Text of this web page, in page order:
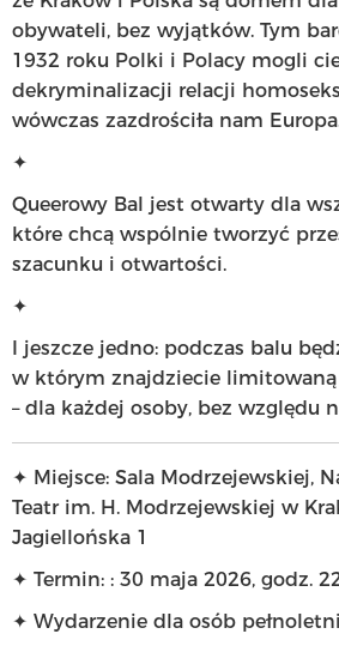
obywateli, bez wyjątków. Tym
1932 roku Polki i Polacy mogli
dekryminalizacji relacji
wówczas zazdrościła nam
✦
Queerowy Bal jest otwarty dla
które chcą wspólnie tworzyć
szacunku i otwartości.
✦
I jeszcze jedno: podczas balu
w którym znajdziecie limitowaną
– dla każdej osoby, bez względu
✦ Miejsce: Sala Modrzejewskiej,
Teatr im. H. Modrzejewskiej w
Jagiellońska 1
✦ Termin: : 30 maja 2026, godz.
✦ Wydarzenie dla osób